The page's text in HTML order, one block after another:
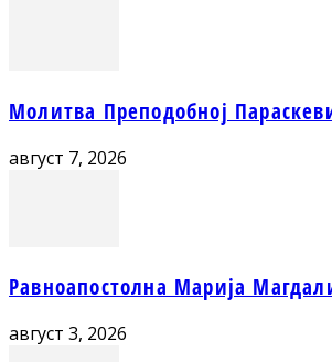
Молитва Преподобној
август 7, 2026
Равноапостолна Марија
август 3, 2026